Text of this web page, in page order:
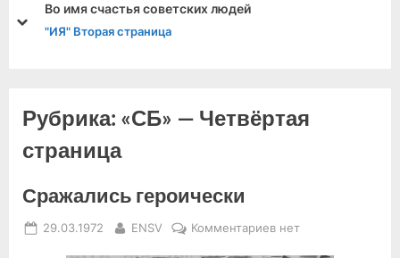
Указ Президиума Верховного Совета
"ИЯ" Вторая страница
prev
next
Рубрика: «СБ» — Четвёртая
страница
Сражались героически
Posted
29.03.1972 By
ENSV Комментариевкнет